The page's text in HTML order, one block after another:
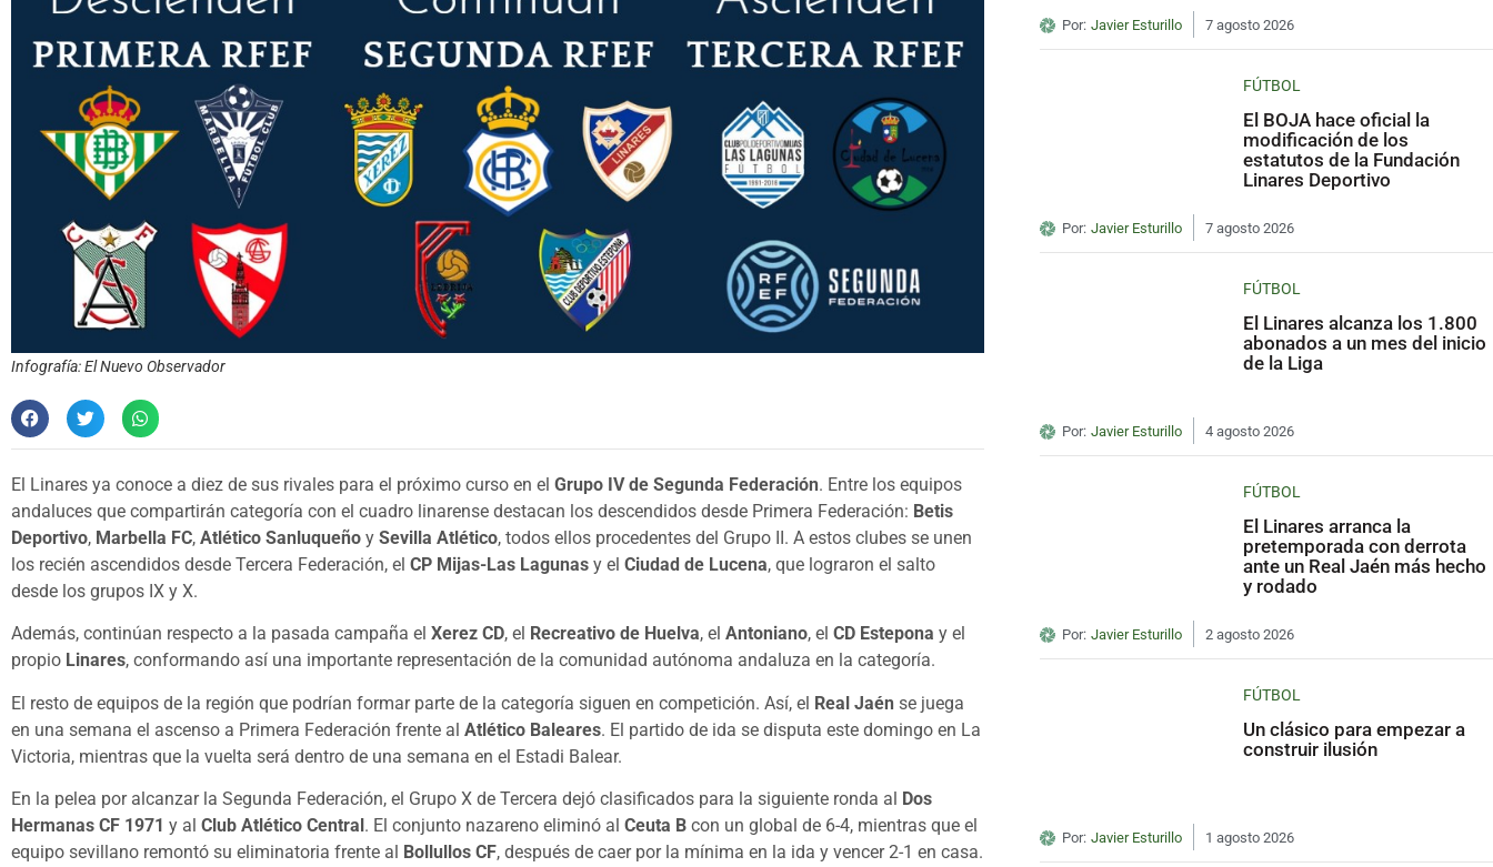
Infografía: El Nuevo Observador
El Linares ya conoce a diez de sus rivales para el próximo curso en el Grupo IV de Segunda Federación. Entre los equipos
andaluces que compartirán categoría con el cuadro linarense destacan los descendidos desde Primera Federación: Betis
Deportivo, Marbella FC, Atlético Sanluqueño y Sevilla Atlético, todos ellos procedentes del Grupo II. A estos clubes se unen
los recién ascendidos desde Tercera Federación, el CP Mijas-Las Lagunas y el Ciudad de Lucena, que lograron el salto
desde los grupos IX y X.
Además, continúan respecto a la pasada campaña el Xerez CD, el Recreativo de Huelva, el Antoniano, el CD Estepona y el
propio Linares, conformando así una importante representación de la comunidad autónoma andaluza en la categoría.
El resto de equipos de la región que podrían formar parte de la categoría siguen en competición. Así, el Real Jaén se juega
en una semana el ascenso a Primera Federación frente al Atlético Baleares. El partido de ida se disputa este domingo en La
Victoria, mientras que la vuelta será dentro de una semana en el Estadi Balear.
En la pelea por alcanzar la Segunda Federación, el Grupo X de Tercera dejó clasificados para la siguiente ronda al
Dos
Hermanas CF 1971 y al Club Atlético Central . El conjunto nazareno eliminó al Ceuta B con un global de 6-4, mientras que el
equipo sevillano remontó su eliminatoria frente al
Bollullos CF, después de caer por la mínima en la ida y vencer 2-1 en casa.
Por: Javier Esturillo 7 agosto 2026
FÚTBOL
El BOJA hace oficial la
modificación de los
estatutos de la Fundación
Linares Deportivo
Por: Javier Esturillo 7 agosto 2026
FÚTBOL
El Linares alcanza los 1.800
abonados a un mes del inicio
de la Liga
Por: Javier Esturillo 4 agosto 2026
FÚTBOL
El Linares arranca la
pretemporada con derrota
ante un Real Jaén más hecho
y rodado
Por: Javier Esturillo 2 agosto 2026
FÚTBOL
Un clásico para empezar a
construir ilusión
Por: Javier Esturillo 1 agosto 2026